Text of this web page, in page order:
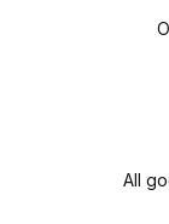
All